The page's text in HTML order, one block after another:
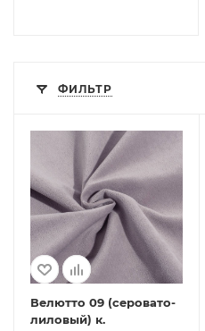
ФИЛЬТР
Велютто 09 (серовато-
лиловый) к.